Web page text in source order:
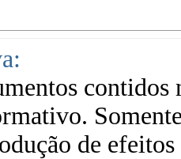
contidos
de